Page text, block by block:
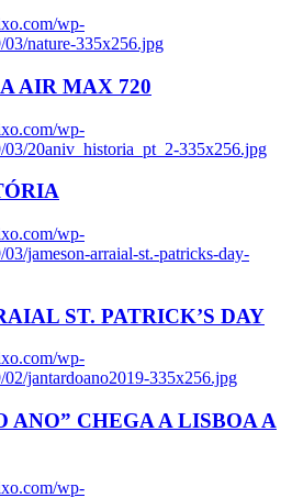
wp-
03/nature-335x256.jpg
AIR MAX 720
wp-
03/20aniv_historia_pt_2-335x256.jpg
wp-
jameson-arraial-st.-patricks-day-
ST. PATRICK’S DAY
wp-
02/jantardoano2019-335x256.jpg
ANO” CHEGA A LISBOA A
wp-